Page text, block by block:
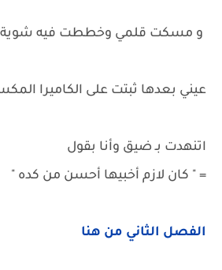
و مسكت قلمي وخططت فيه شوية
عيني بعدها ثبتت على الكاميرا
اتنهدت بـ ضيق وأنا بقول
= " كان لازم أخبيها أحسن من كده "
الفصل الثاني من هنا